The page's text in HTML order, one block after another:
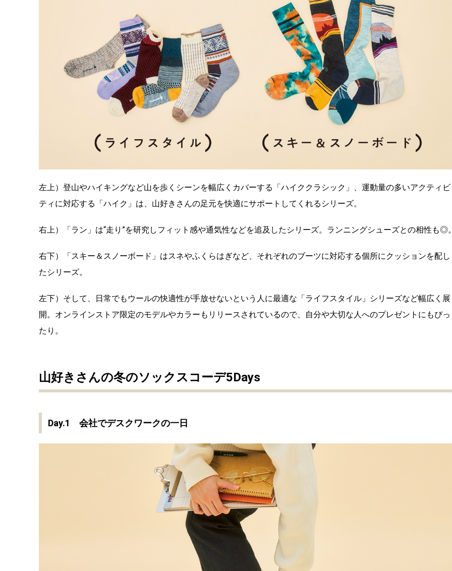
左上）登山やハイキングなど山を歩くシーンを幅広くカバーする「ハイククラシック」、運動量の多いアクティビ
ティに対応する「ハイク」は、山好きさんの足元を快適にサポートしてくれるシリーズ。
右上）「ラン」は“走り”を研究しフィット感や通気性などを追及したシリーズ。ランニングシューズとの相性も◎
右下）「スキー＆スノーボード」はスネやふくらはぎなど、それぞれのブーツに対応する個所にクッションを配し
たシリーズ。
左下）そして、日常でもウールの快適性が手放せないという人に最適な「ライフスタイル」シリーズなど幅広く展
開。オンラインストア限定のモデルやカラーもリリースされているので、自分や大切な人へのプレゼントにもぴっ
たり。
山好きさんの冬のソックスコーデ5Days
Day.1 会社でデスクワークの一日